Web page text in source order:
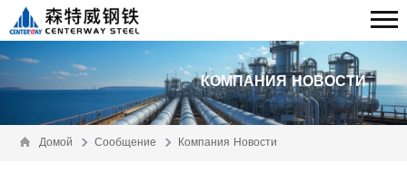
КОМПАНИЯ НОВОСТИ
Домой Сообщение Компания Новости